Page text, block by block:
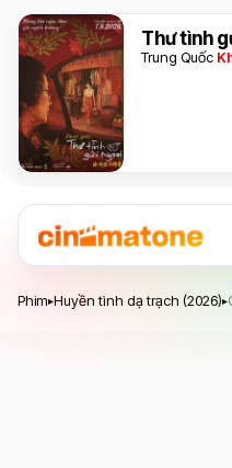
Thư tình
Trung Quốc
Phim▸Huyền tình dạ trạch (2026)▸